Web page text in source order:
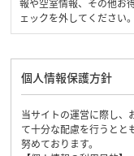
報や空室情報、その他お
ェックを外してください。
個人情報保護方針
当サイトの運営に際し、
て十分な配慮を行うとと
努めております。